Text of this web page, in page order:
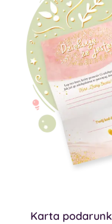
Karta